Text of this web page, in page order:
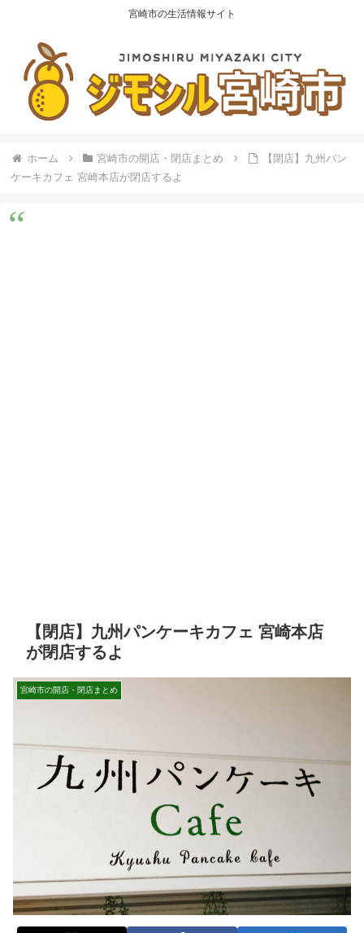
宮崎市の生活情報サイト
ホーム 宮崎市の開店・閉店まとめ
【閉店】九州パン
ケーキカフェ 宮崎本店が閉店するよ
【閉店】九州パンケーキカフェ 宮崎本店
が閉店するよ
宮崎市の開店・閉店まとめ